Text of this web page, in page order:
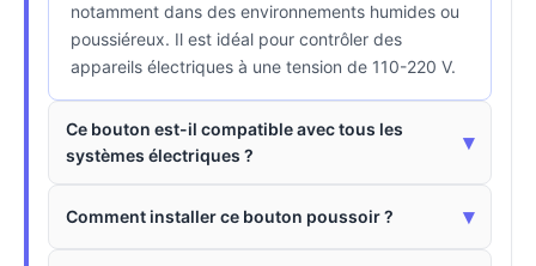
notamment dans des environnements humides ou
poussiéreux. Il est idéal pour contrôler des
appareils électriques à une tension de 110-220 V.
Ce bouton est-il compatible avec tous les
systèmes électriques ?
▾
Comment installer ce bouton poussoir ? ▾